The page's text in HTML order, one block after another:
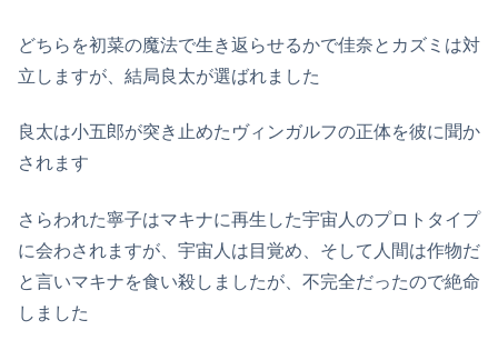
どちらを初菜の魔法で生き返らせるかで佳奈とカズミは対
立しますが、結局良太が選ばれました
良太は小五郎が突き止めたヴィンガルフの正体を彼に聞か
されます
さらわれた寧子はマキナに再生した宇宙人のプロトタイプ
に会わされますが、宇宙人は目覚め、そして人間は作物だ
と言いマキナを食い殺しましたが、不完全だったので絶命
しました